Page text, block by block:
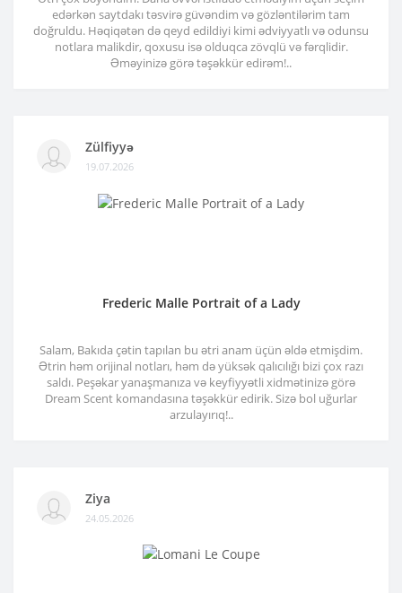
edərkən saytdakı təsvirə güvəndim və gözləntilərim tam
doğruldu. Həqiqətən də qeyd edildiyi kimi ədviyyatlı və odunsu
notlara malikdir, qoxusu isə olduqca zövqlü və fərqlidir.
Əməyinizə görə təşəkkür edirəm!..
Zülfiyyə
19.07.2026
Frederic Malle Portrait of a Lady
Salam, Bakıda çətin tapılan bu ətri anam üçün əldə etmişdim.
Ətrin həm orijinal notları, həm də yüksək qalıcılığı bizi çox razı
saldı. Peşəkar yanaşmanıza və keyfiyyətli xidmətinizə görə
Dream Scent komandasına təşəkkür edirik. Sizə bol uğurlar
arzulayırıq!..
Ziya
24.05.2026